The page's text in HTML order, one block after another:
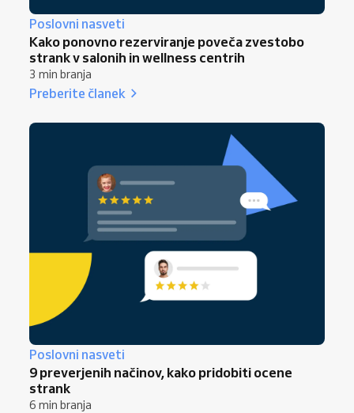
Poslovni nasveti
Kako ponovno rezerviranje poveča zvestobo
strank v salonih in wellness centrih
3 min branja
Preberite članek
Poslovni nasveti
9 preverjenih načinov, kako pridobiti ocene
strank
6 min branja